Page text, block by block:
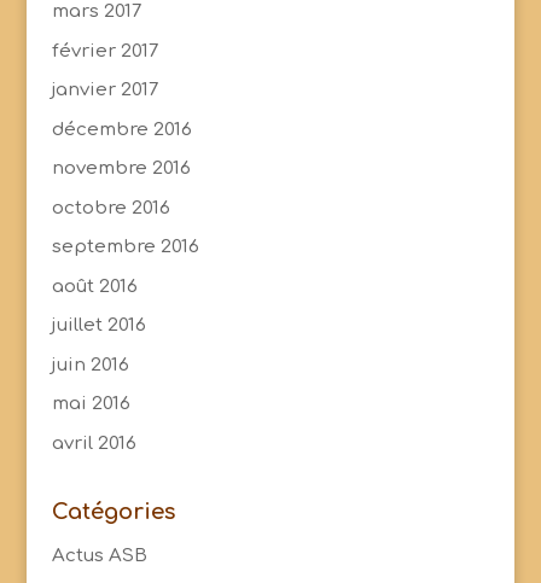
mars 2017
février 2017
janvier 2017
décembre 2016
novembre 2016
octobre 2016
septembre 2016
août 2016
juillet 2016
juin 2016
mai 2016
avril 2016
Catégories
Actus ASB